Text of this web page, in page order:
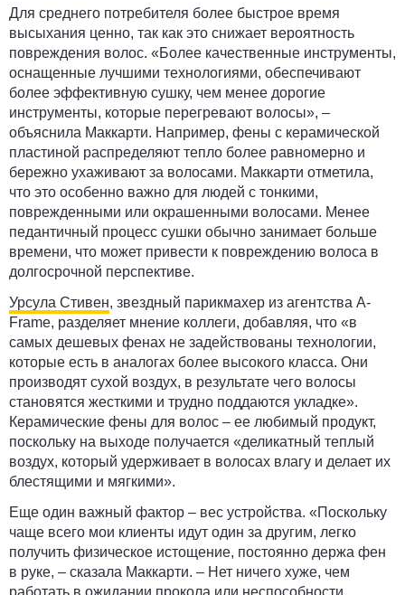
Для среднего потребителя более быстрое время
высыхания ценно, так как это снижает вероятность
повреждения волос. «Более качественные инструменты,
оснащенные лучшими технологиями, обеспечивают
более эффективную сушку, чем менее дорогие
инструменты, которые перегревают волосы», –
объяснила Маккарти. Например, фены с керамической
пластиной распределяют тепло более равномерно и
бережно ухаживают за волосами. Маккарти отметила,
что это особенно важно для людей с тонкими,
поврежденными или окрашенными волосами. Менее
педантичный процесс сушки обычно занимает больше
времени, что может привести к повреждению волоса в
долгосрочной перспективе.
Урсула Стивен, звездный парикмахер из агентства A-
Frame, разделяет мнение коллеги, добавляя, что «в
самых дешевых фенах не задействованы технологии,
которые есть в аналогах более высокого класса. Они
производят сухой воздух, в результате чего волосы
становятся жесткими и трудно поддаются укладке».
Керамические фены для волос – ее любимый продукт,
поскольку на выходе получается «деликатный теплый
воздух, который удерживает в волосах влагу и делает их
блестящими и мягкими».
Еще один важный фактор – вес устройства. «Поскольку
чаще всего мои клиенты идут один за другим, легко
получить физическое истощение, постоянно держа фен
в руке, – сказала Маккарти. – Нет ничего хуже, чем